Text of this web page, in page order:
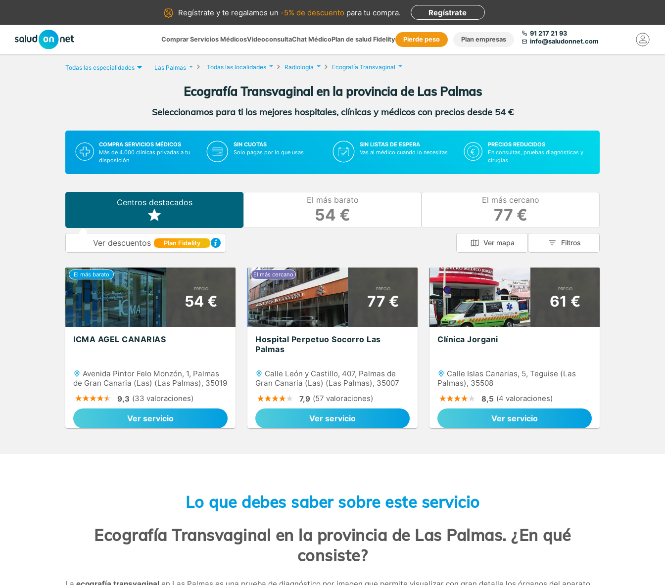
Regístrate yte regalamos un -5% de descuento para tu compra. Regístrate
Comprar Servicios MédicosVideoconsultaChat MédicoPlan de salud Fidelity Pierde peso Plan empresas
91 217 21 93
info@saludonnet.com
Todas las especialidades Las Palmas Todas las localidades Radiología Ecografía Transvaginal
Ecografía Transvaginal en la provincia de Las Palmas
Seleccionamos para ti los mejores hospitales, clínicas y médicos con precios desde 54 €
COMPRA SERVICIOS MÉDICOS
Más de 4.000 clínicas privadas a tu
disposición
SIN CUOTAS
Solo pagas por lo que usas
SIN LISTAS DE ESPERA
Vas al médico cuando lo necesitas
PRECIOS REDUCIDOS
En consultas, pruebas diagnósticas y
cirugías
Centros destacados El más barato
54 €
El más cercano
77 €
Ver descuentos Plan Fidelity Ver mapa Filtros
PRECIO
54 €
ICMA AGEL CANARIAS
Avenida Pintor Felo Monzón, 1, Palmas
de Gran Canaria (Las) (Las Palmas), 35019
9,3 (33 valoraciones)
Ver servicio
PRECIO
77 €
Hospital Perpetuo Socorro Las
Palmas
Calle León y Castillo, 407, Palmas de
Gran Canaria (Las) (Las Palmas), 35007
7,9 (57 valoraciones)
Ver servicio
PRECIO
61 €
Clínica Jorgani
Calle Islas Canarias, 5, Teguise (Las
Palmas), 35508
8,5 (4 valoraciones)
Ver servicio
Lo que debes saber sobre este servicio
Ecografía Transvaginal en la provincia de Las Palmas. ¿En qué
consiste?